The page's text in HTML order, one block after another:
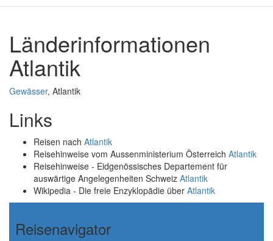
Länderinformationen
Atlantik
Gewässer, Atlantik
Links
Reisen nach Atlantik
Reisehinweise vom Aussenministerium Österreich Atlantik
Reisehinweise - Eidgenössisches Departement für
auswärtige Angelegenheiten Schweiz Atlantik
Wikipedia - Die freie Enzyklopädie über Atlantik
Reisenavigator